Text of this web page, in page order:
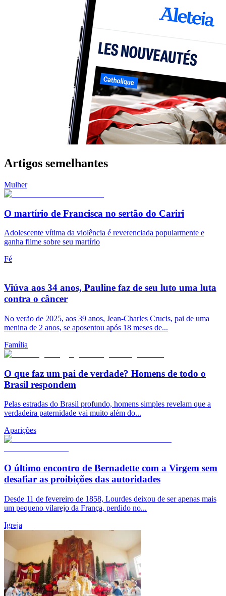
Artigos semelhantes
Mulher
O martírio de Francisca no sertão do Cariri
Adolescente vítima da violência é reverenciada popularmente e
ganha filme sobre seu martírio
Fé
Viúva aos 34 anos, Pauline faz de seu luto uma luta
contra o câncer
No verão de 2025, aos 39 anos, Jean-Charles Crucis, pai de uma
menina de 2 anos, se aposentou após 18 meses de...
Família
O que faz um pai de verdade? Homens de todo o
Brasil respondem
Pelas estradas do Brasil profundo, homens simples revelam que a
verdadeira paternidade vai muito além do...
Aparições
O último encontro de Bernadette com a Virgem sem
desafiar as proibições das autoridades
Desde 11 de fevereiro de 1858, Lourdes deixou de ser apenas mais
um pequeno vilarejo da França, perdido no...
Igreja